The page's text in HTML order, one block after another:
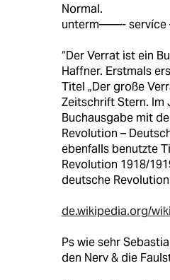
Normal.
unterm——-
“Der Verrat ist ein
Haffner. Erstmals
Titel „Der große
Zeitschrift Stern. Im
Buchausgabe mit
Revolution –
ebenfalls benutzte
Revolution 1918/
deutsche
de.wikipedia.org/
Ps wie sehr
den Nerv & die